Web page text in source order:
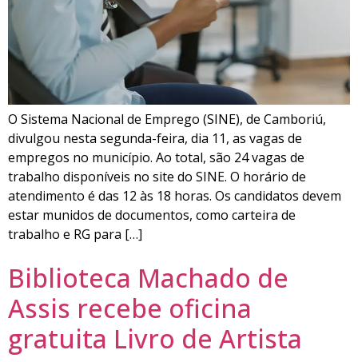
O Sistema Nacional de Emprego (SINE), de Camboriú,
divulgou nesta segunda-feira, dia 11, as vagas de
empregos no município. Ao total, são 24 vagas de
trabalho disponíveis no site do SINE. O horário de
atendimento é das 12 às 18 horas. Os candidatos devem
estar munidos de documentos, como carteira de
trabalho e RG para […]
Biblioteca Machado de
Assis recebe oficina
gratuita Livro de Artista